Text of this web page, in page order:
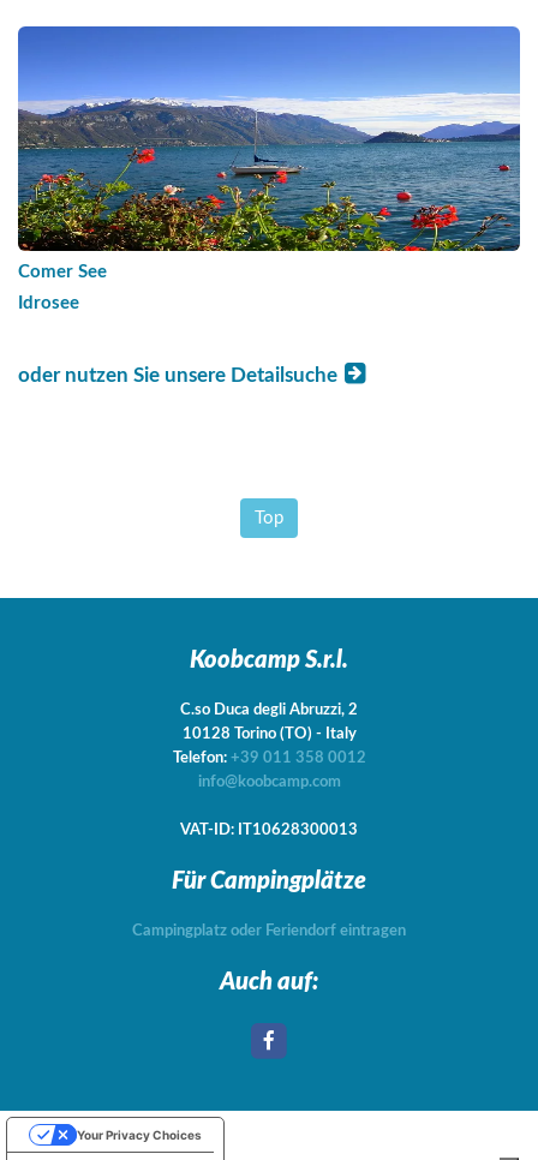
Comer See
Idrosee
oder nutzen Sie unsere Detailsuche
Top
Koobcamp S.r.l.
C.so Duca degli Abruzzi, 2
10128 Torino (TO) - Italy
Telefon: +39 011 358 0012
info@koobcamp.com
VAT-ID: IT10628300013
Für Campingplätze
Campingplatz oder Feriendorf eintragen
Auch auf:
Your Privacy Choices